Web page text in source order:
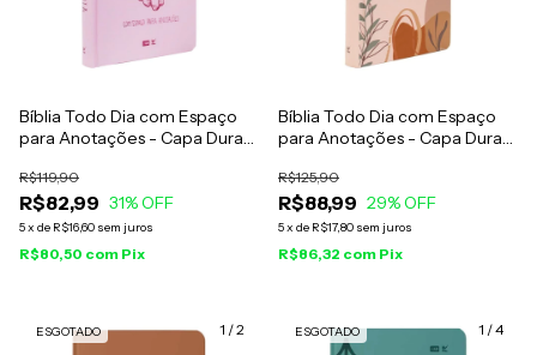
Bíblia Todo Dia com Espaço
para Anotações - Capa Dura
R$82,99
R$119,90
31% OFF
5x de R$16,60 sem juros
R$80,50 com Pix
Bíblia Todo Dia com Espaço
para Anotações - Capa Dura
R$88,99
R$125,90
29% OFF
5x de R$17,80 sem juros
R$86,32 com Pix
1 /2
ESGOTADO 1 /4
ESGOTADO